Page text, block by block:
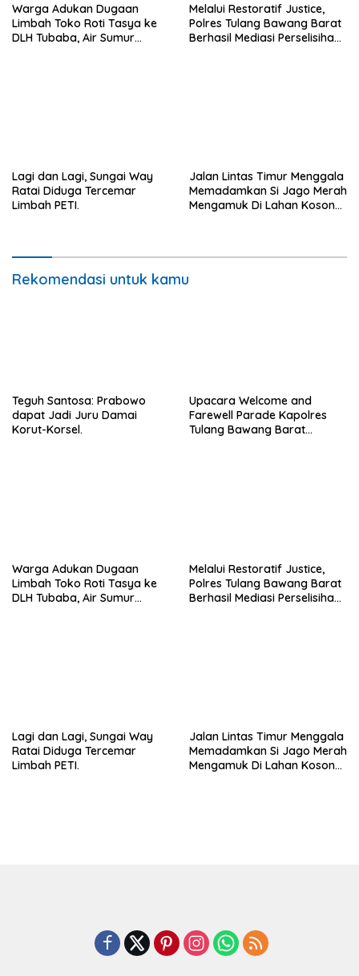
Warga Adukan Dugaan
Limbah Toko Roti Tasya ke
DLH Tubaba, Air Sumur
Melalui Restoratif Justice,
Polres Tulang Bawang Barat
Berhasil Mediasi Perselisihan
Lagi dan Lagi, Sungai Way
Ratai Diduga Tercemar
Limbah PETI.
Jalan Lintas Timur Menggala
Memadamkan Si Jago Merah
Mengamuk Di Lahan Kosong,
Rekomendasi untuk kamu
Teguh Santosa: Prabowo
dapat Jadi Juru Damai
Korut-Korsel.
Upacara Welcome and
Farewell Parade Kapolres
Tulang Bawang Barat
Warga Adukan Dugaan
Limbah Toko Roti Tasya ke
DLH Tubaba, Air Sumur
Melalui Restoratif Justice,
Polres Tulang Bawang Barat
Berhasil Mediasi Perselisihan
Lagi dan Lagi, Sungai Way
Ratai Diduga Tercemar
Limbah PETI.
Jalan Lintas Timur Menggala
Memadamkan Si Jago Merah
Mengamuk Di Lahan Kosong,